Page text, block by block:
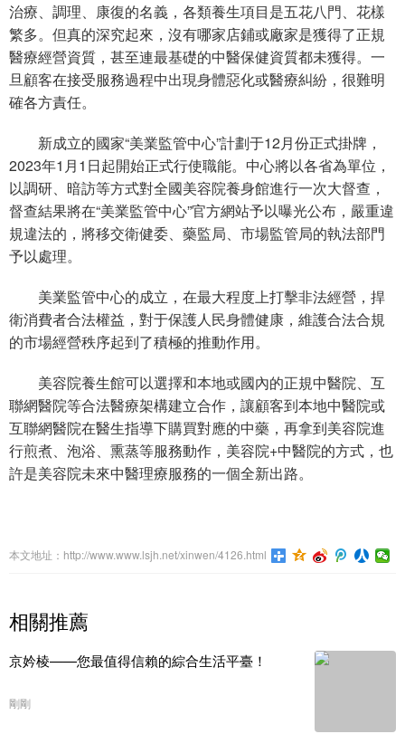
治療、調理、康復的名義，各類養生項目是五花八門、花樣
繁多。但真的深究起來，沒有哪家店鋪或廠家是獲得了正規
醫療經營資質，甚至連最基礎的中醫保健資質都未獲得。一
旦顧客在接受服務過程中出現身體惡化或醫療糾紛，很難明
確各方責任。
新成立的國家“美業監管中心”計劃于12月份正式掛牌，
2023年1月1日起開始正式行使職能。中心將以各省為單位，
以調研、暗訪等方式對全國美容院養身館進行一次大督查，
督查結果將在“美業監管中心”官方網站予以曝光公布，嚴重違
規違法的，將移交衛健委、藥監局、市場監管局的執法部門
予以處理。
美業監管中心的成立，在最大程度上打擊非法經營，捍
衛消費者合法權益，對于保護人民身體健康，維護合法合規
的市場經營秩序起到了積極的推動作用。
美容院養生館可以選擇和本地或國內的正規中醫院、互
聯網醫院等合法醫療架構建立合作，讓顧客到本地中醫院或
互聯網醫院在醫生指導下購買對應的中藥，再拿到美容院進
行煎煮、泡浴、熏蒸等服務動作，美容院+中醫院的方式，也
許是美容院未來中醫理療服務的一個全新出路。
本文地址：http://www.www.lsjh.net/xinwen/4126.html
相關推薦
京妗棱——您最值得信賴的綜合生活平臺！
剛剛